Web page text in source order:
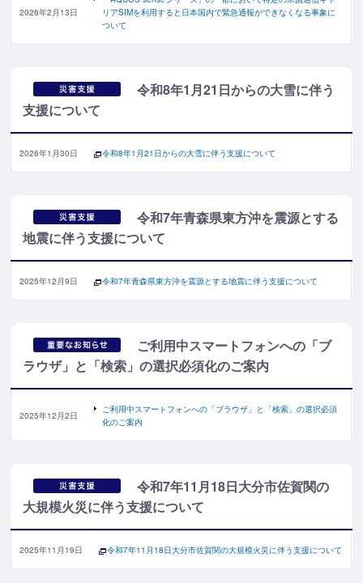
2026年2月13日
リアSIMを利用すると日本国内で緊急通報ができなくなる事象に
ついて
令和8年1月21日からの大雪に伴う
支援について
2026年1月30日 令和8年1月21日からの大雪に伴う支援について
令和7年青森県東方沖を震源とする
地震に伴う支援について
2025年12月9日 令和7年青森県東方沖を震源とする地震に伴う支援について
ご利用中スマートフォンへの「ブ
ラウザ」と「検索」の選択必須化のご案内
2025年12月2日
ご利用中スマートフォンへの「ブラウザ」と「検索」の選択必須
化のご案内
令和7年11月18日大分市佐賀関の
大規模火災に伴う支援について
2025年11月19日 令和7年11月18日大分市佐賀関の大規模火災に伴う支援について